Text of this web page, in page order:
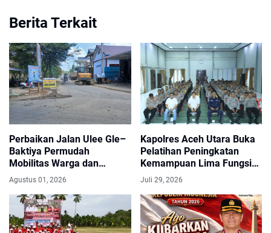
Berita Terkait
Perbaikan Jalan Ulee Gle–
Baktiya Permudah
Mobilitas Warga dan
Distribusi Hasil Pertanian di
Aceh Utara
Agustus 01, 2026
Kapolres Aceh Utara Buka
Pelatihan Peningkatan
Kemampuan Lima Fungsi
Teknis Kepolisian
Juli 29, 2026